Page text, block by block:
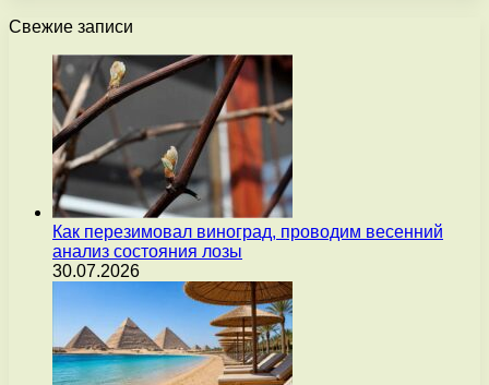
Свежие записи
Как перезимовал виноград, проводим весенний
анализ состояния лозы
30.07.2026